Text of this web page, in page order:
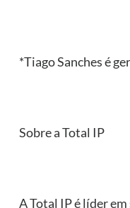
*Tiago Sanches é
Sobre a Total IP
A Total IP é líder